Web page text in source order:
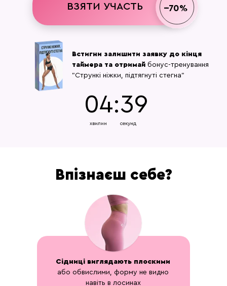
хвилин секунд
04:37
Встигни залишити заявку до кінця
таймера та отримай бонус-тренування
"Стрункі ніжки, підтягнуті стегна"
ВЗЯТИ УЧАСТЬ --70%
Сідниці виглядають плоскими
або обвислими, форму не видно
навіть в лосинах
Впізнаєш себе?